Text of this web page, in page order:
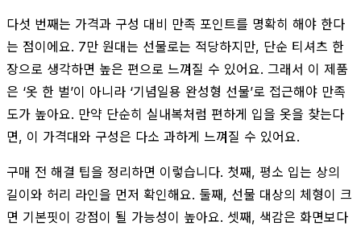
다섯 번째는 가격과 구성 대비 만족 포인트를 명확히 해야 한다
는 점이에요. 7만 원대는 선물로는 적당하지만, 단순 티셔츠 한
장으로 생각하면 높은 편으로 느껴질 수 있어요. 그래서 이 제품
은 ‘옷 한 벌’이 아니라 ‘기념일용 완성형 선물’로 접근해야 만족
도가 높아요. 만약 단순히 실내복처럼 편하게 입을 옷을 찾는다
면, 이 가격대와 구성은 다소 과하게 느껴질 수 있어요.
구매 전 해결 팁을 정리하면 이렇습니다. 첫째, 평소 입는 상의
길이와 허리 라인을 먼저 확인해요. 둘째, 선물 대상의 체형이 크
면 기본핏이 강점이 될 가능성이 높아요. 셋째, 색감은 화면보다